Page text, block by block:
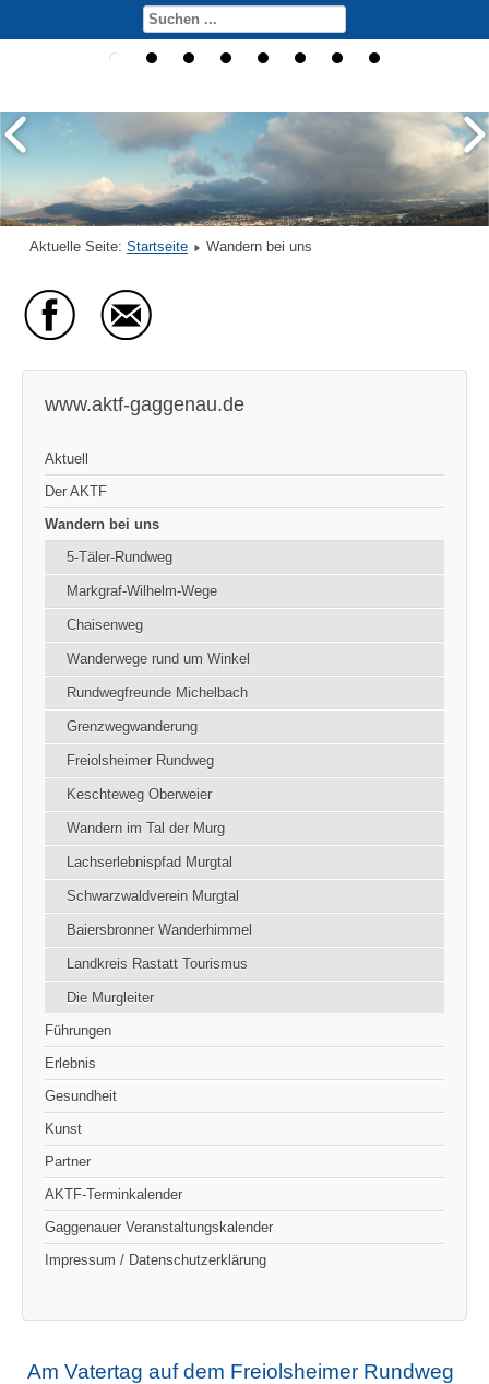
Aktuelle Seite: Startseite Wandern bei uns
www.aktf-gaggenau.de
Aktuell
Der AKTF
Wandern bei uns
5-Täler-Rundweg
Markgraf-Wilhelm-Wege
Chaisenweg
Wanderwege rund um Winkel
Rundwegfreunde Michelbach
Grenzwegwanderung
Freiolsheimer Rundweg
Keschteweg Oberweier
Wandern im Tal der Murg
Lachserlebnispfad Murgtal
Schwarzwaldverein Murgtal
Baiersbronner Wanderhimmel
Landkreis Rastatt Tourismus
Die Murgleiter
Führungen
Erlebnis
Gesundheit
Kunst
Partner
AKTF-Terminkalender
Gaggenauer Veranstaltungskalender
Impressum / Datenschutzerklärung
Am Vatertag auf dem Freiolsheimer Rundweg